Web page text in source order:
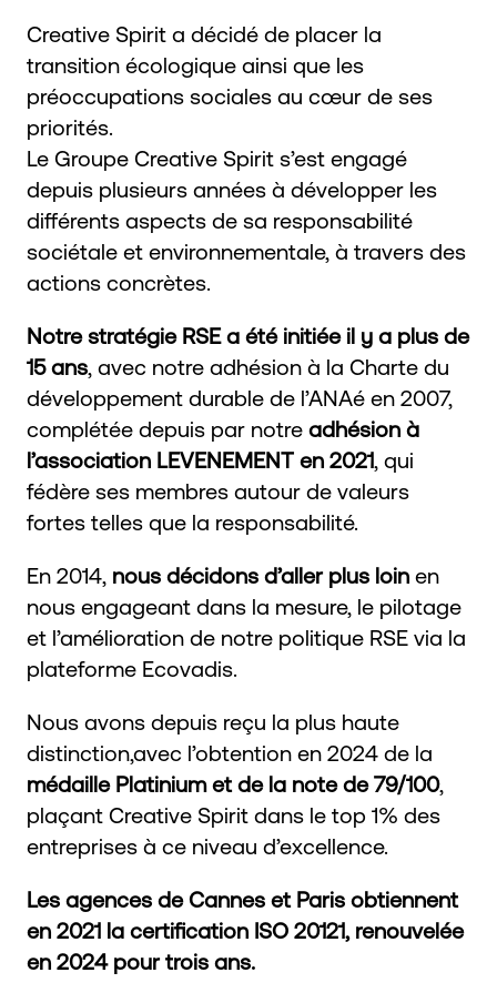
Creative Spirit a décidé de placer la
transition écologique ainsi que les
préoccupations sociales au cœur de ses
priorités.
Le Groupe Creative Spirit s’est engagé
depuis plusieurs années à développer les
différents aspects de sa responsabilité
sociétale et environnementale, à travers des
actions concrètes.
Notre stratégie RSE a été initiée il y a plus de
15 ans , avec notre adhésion à la Charte du
développement durable de l’ANAé en 2007,
complétée depuis par notre adhésion à
l’association LEVENEMENT en 2021 , qui
fédère ses membres autour de valeurs
fortes telles que la responsabilité.
En 2014, nous décidons d’aller plus loin en
nous engageant dans la mesure, le pilotage
et l’amélioration de notre politique RSE via la
plateforme Ecovadis.
Nous avons depuis reçu la plus haute
distinction,avec l’obtention en 2024 de la
médaille Platinium et de la note de 79/100,
plaçant Creative Spirit dans le top 1% des
entreprises à ce niveau d’excellence.
Les agences de Cannes et Paris obtiennent
en 2021 la certification ISO 20121, renouvelée
en 2024 pour trois ans.